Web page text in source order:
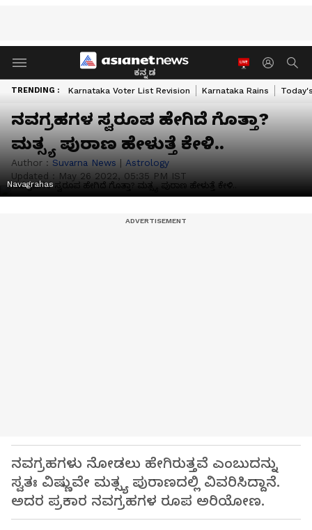
ಕನ್ನಡ
TRENDING : Karnataka Voter List Revision Karnataka Rains
ನವಗ್ರಹಗಳ ಸ್ವರೂಪ ಹೇಗಿದೆ ಗೊತ್ತಾ?
ಮತ್ಸ್ಯ ಪುರಾಣ ಹೇಳುತ್ತೆ ಕೇಳಿ..
Author : Suvarna News | Astrology
Updated : May 26 2022, 05:35 PM IST
Navagrahas
ನವಗ್ರಹಗಳು ನೋಡಲು ಹೇಗಿರುತ್ತವೆ ಎಂಬುದನ್ನು
ಸ್ವತಃ ವಿಷ್ಣುವೇ ಮತ್ಸ್ಯ ಪುರಾಣದಲ್ಲಿ ವಿವರಿಸಿದ್ದಾನೆ.
ಅದರ ಪ್ರಕಾರ ನವಗ್ರಹಗಳ ರೂಪ ಅರಿಯೋಣ.